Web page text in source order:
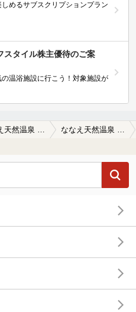
めるサブスクリプションプラン
スタイル株主優待のご案
温浴施設に行こう！対象施設が
ななえ天然温泉 ゆうひの館の口コミ一覧 ななえ天然温泉 ゆうひの館の口コミ 料金が改定されています大人480円…